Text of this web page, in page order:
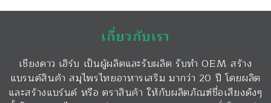
เกี่ยวกับเรา
เชียงดาว เฮิร์บ เป็นผู้ผลิตและรับผลิต รับทำ OEM สร้าง
แบรนด์สินค้า สมุไพรไทยอาหารเสริม มากว่า 20 ปี โดยผลิต
และสร้างแบร์นด์ หรือ ตราสินค้า ให้กับผลิตภัณฑ์ชื่อเสียงดังๆ